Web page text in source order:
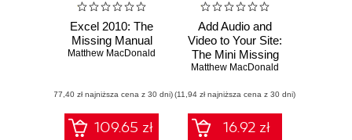
Excel 2010: The
Missing Manual
Matthew MacDonald
(77,40 zł najniższa cena z 30 dni)
109.65 zł
Add Audio and
Video to Your Site:
The Mini Missing
Manual
Matthew MacDonald
(11,94 zł najniższa cena z 30 dni)
16.92 zł